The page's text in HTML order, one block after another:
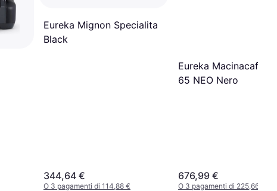
Eureka Mignon Specialita
Black
344,64 €
O 3 pagamenti di 114,88 €
Eureka Macinacaffè
65 NEO Nero
676,99 €
O 3 pagamenti di 225,66 €